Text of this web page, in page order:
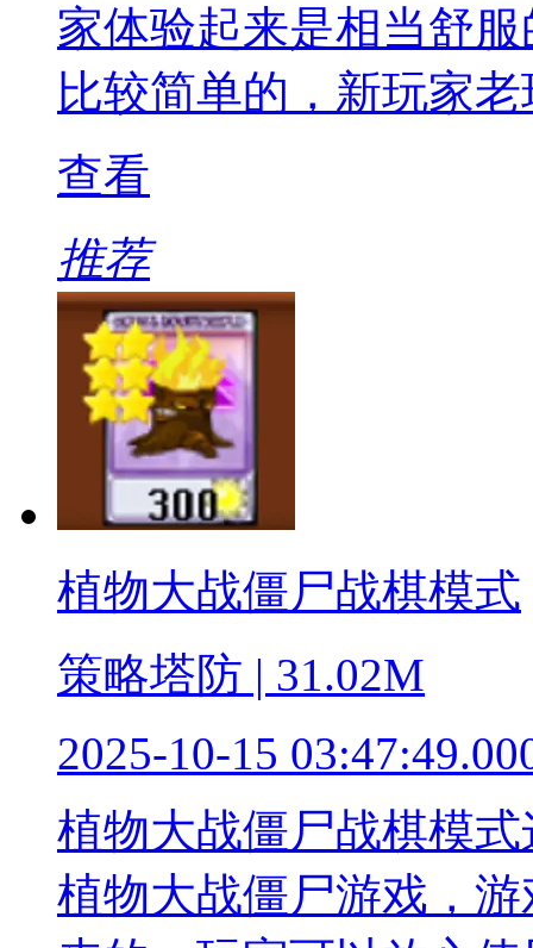
家体验起来是相当舒
比较简单的，新玩家
查看
推荐
植物大战僵尸战棋模式
策略塔防 | 31.02M
2025-10-15
植物大战僵尸战棋模
植物大战僵尸游戏，